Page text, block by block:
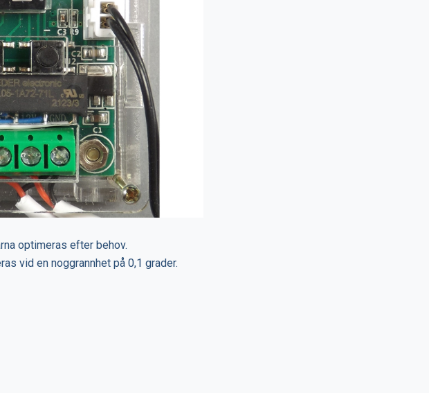
optimeras efter behov.
vid en noggrannhet på 0,1 grader.